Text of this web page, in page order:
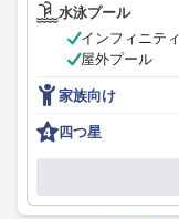
水泳プール
インフィニテ
屋外プール
家族向け
四つ星